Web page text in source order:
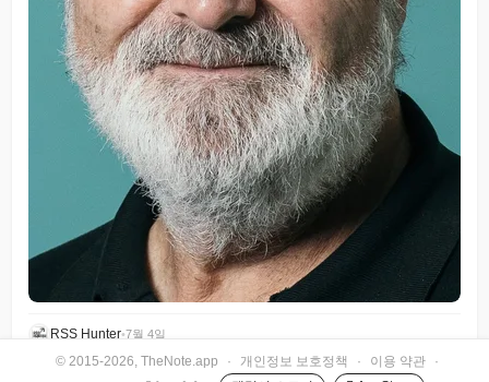
RSS Hunter•7월 4일
© 2015-2026, TheNote.app · 개인정보 보호정책 · 이용 약관
·